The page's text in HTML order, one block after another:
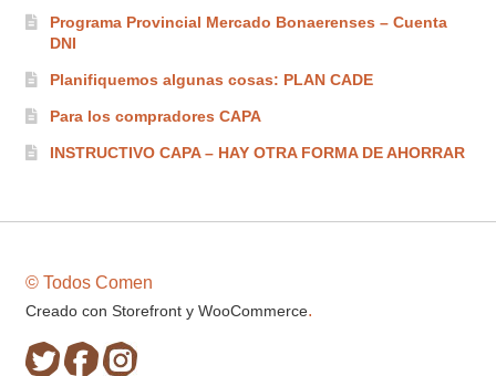
Programa Provincial Mercado Bonaerenses – Cuenta
DNI
Planifiquemos algunas cosas: PLAN CADE
Para los compradores CAPA
INSTRUCTIVO CAPA – HAY OTRA FORMA DE AHORRAR
© Todos Comen
Creado con Storefront y WooCommerce.